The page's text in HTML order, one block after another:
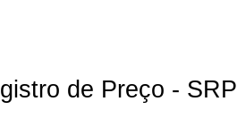
de Preço - SRP